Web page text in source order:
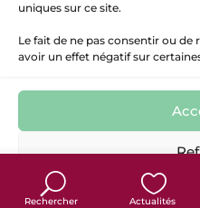
uniques sur ce site.
Le fait de ne pas consentir ou
avoir un effet négatif sur
Politique de cookies Politique
Rechercher Actualités
© 2017 / 2026
de